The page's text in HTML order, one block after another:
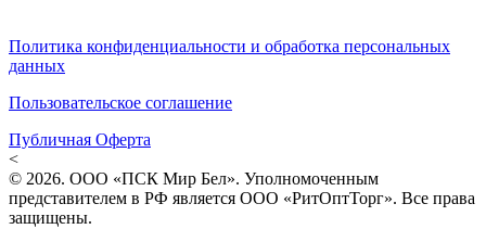
Политика конфиденциальности и обработка персональных
данных
Пользовательское соглашение
Публичная Оферта
<
© 2026. ООО «ПСК Мир Бел». Уполномоченным
представителем в РФ является ООО «РитОптТорг». Все права
защищены.